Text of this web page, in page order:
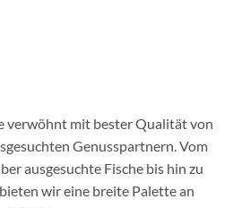
verwöhnt mit bester Qualität von
Genusspartnern. Vom
ausgesuchte Fische bis hin zu
wir eine breite Palette an